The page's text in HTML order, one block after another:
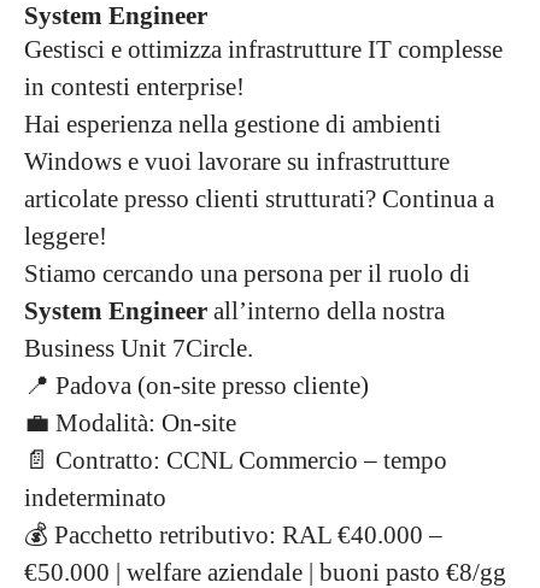
System Engineer
Gestisci e ottimizza infrastrutture IT complesse
in contesti enterprise!
Hai esperienza nella gestione di ambienti
Windows e vuoi lavorare su infrastrutture
articolate presso clienti strutturati? Continua a
leggere!
Stiamo cercando una persona per il ruolo di
System Engineer all’interno della nostra
Business Unit 7Circle.
📍 Padova (on-site presso cliente)
💼 Modalità: On-site
📄 Contratto: CCNL Commercio – tempo
indeterminato
💰 Pacchetto retributivo: RAL €40.000 –
€50.000 | welfare aziendale | buoni pasto €8/gg